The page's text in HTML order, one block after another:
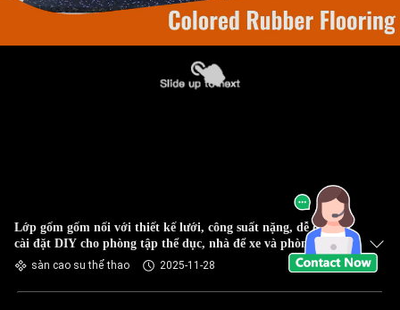
Lớp gốm gốm nối với thiết kế lưới, công suất nặng, dễ dàng
cài đặt DIY cho phòng tập thể dục, nhà để xe và phòng chơi
sàn cao su thể thao 2025-11-28